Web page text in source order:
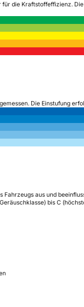
für die Kraftstoffeffizienz.
Die Einstufung
Fahrzeugs aus und
bis C